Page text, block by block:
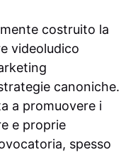
costruito la
videoludico
canoniche.
a promuovere i
e proprie
spesso